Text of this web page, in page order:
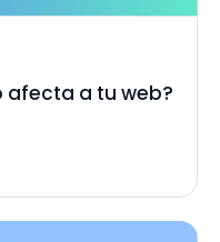
afecta a tu web?